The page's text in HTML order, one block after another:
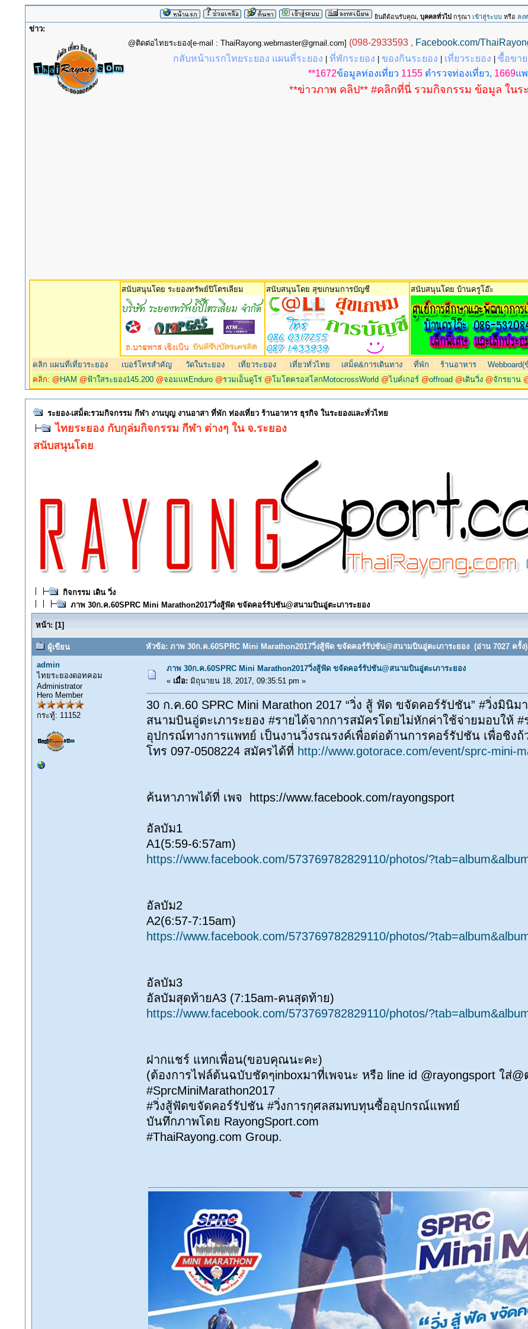
ยินดีต้อนรับคุณ, บุคคลทั่วไป กรุณา เข้าสู่ระบบ หรือ ลง
ข่าว:
@ติดต่อไทยระยอง[e-mail : ThaiRayong.webmaster@gmail.com] (098-2933593 , Facebook.com/
กลับหน้าแรกไทยระยอง แผนที่ระยอง |ที่พักระยอง |ของกินระยอง เที่ยวระยอง |ซื้อขา
**1672ข้อมูลท่องเที่ยว 1155ตำรวจท่องเที่ยว, 1669แ
**ข่าวภาพ คลิป** #คลิกที่นี่ รวมกิจกรรม ข้อมูล ในร
สนับสนุนโดย ระยองทรัพย์ปิโตรเลียม สนับสนุนโดย สุขเกษมการบัญชี สนับสนุนโดย บ้านครูโอ๊ะ
คลิก แผนที่เที่ยวระยอง เบอร์โทรสำคัญ วัดในระยอง เที่ยวระยอง เที่ยวทั่วไทย เสม็ด&การเดินทาง |ที่พัก |ร้านอาหาร |
คลิก: @ HAM @ฟ้าใสระยอง145.200 @จอมแหEnduro @รวมเอ็นดูโร่ @โมโตครอสโลกMotocrossWorld @ไบค์เกอร์ @offroad @เดินวิ่ง @จักรยาน
ระยอง-เสม็ด:รวมกิจกรรม กีฬา งานบุญ งานอาสา ที่พัก ท่องเที่ยว ร้านอาหาร ธุรกิจ ในระยองและทั่วไทย
ไทยระยอง กับกุล่มกิจกรรม กีฬา ต่างๆ ใน จ.ระยอง
สนับสนุนโดย
กิจกรรม เดิน วิ่ง
ภาพ 30ก.ค.60SPRC Mini Marathon2017วิ่งสู้ฟัด ขจัดคอร์รัปชัน@สนามบินอู่ตะเภาระยอง
หน้า: [1]
ผู้เขียน หัวข้อ: ภาพ 30ก.ค.60SPRC Mini Marathon2017วิ่งสู้ฟัด ขจัดคอร์รัปชัน@สนามบินอู่ตะเภาระยอง (อ่าน 7027 ครั้ง)
admin
ไทยระยองดอทคอม
Administrator
Hero Member
กระทู้: 11152
ภาพ 30ก.ค.60SPRC Mini Marathon2017วิ่งสู้ฟัด ขจัดคอร์รัปชัน@สนามบินอู่ตะเภาระยอง
« เมื่อ: มิถุนายน 18, 2017, 09:35:51 pm »
30 ก.ค.60 SPRC Mini Marathon 2017 “วิ่ง สู้ ฟัด ขจัดคอร์รัปชัน” #วิ่งมินิ
สนามบินอู่ตะเภาระยอง #รายได้จากการสมัครโดยไม่หักค่าใช้จ่ายมอบให้
อุปกรณ์ทางการแพทย์ เป็นงานวิ่งรณรงค์เพื่อต่อต้านการคอร์รัปชัน เพื่อชิงถ้
โทร 097-0508224 สมัครได้ที่ http://www.gotorace.com/event/sprc-mini-
ค้นหาภาพได้ที่ เพจ https://www.facebook.com/rayongsport
อัลบัม1
A1(5:59-6:57am)
https://www.facebook.com/573769782829110/photos/
อัลบัม2
A2(6:57-7:15am)
https://www.facebook.com/573769782829110/photos/
อัลบัม3
อัลบัมสุดท้ายA3 (7:15am-คนสุดท้าย)
https://www.facebook.com/573769782829110/photos/
ฝากแชร์ แทกเพื่อน(ขอบคุณนะคะ)
(ต้องการไฟล์ต้นฉบับชัดๆinboxมาที่เพจนะ หรือ line id @rayongsport ใส่
#SprcMiniMarathon2017
#วิ่งสู้ฟัดขจัดคอร์รัปชัน #วิ่งการกุศลสมทบทุนซื้ออุปกรณ์แพทย์
บันทึกภาพโดย RayongSport.com
#ThaiRayong.com Group.